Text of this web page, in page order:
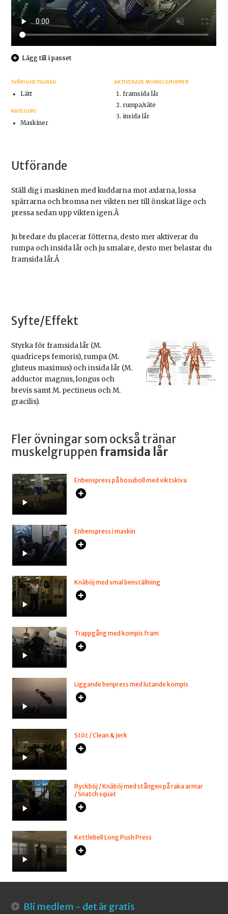
Lägg till i passet
SVÅRIGHETSGRAD
Lätt
KATEGORI
Maskiner
AKTIVERADE MUSKELGRUPPER
framsida lår
rumpa/säte
insida lår
Utförande
Ställ dig i maskinen med kuddarna mot axlarna, lossa
spärrarna och bromsa ner vikten ner till önskat läge och
pressa sedan upp vikten igen.Â
Ju bredare du placerar fötterna, desto mer aktiverar du
rumpa och insida lår och ju smalare, desto mer belastar du
framsida lår.Â
Syfte/Effekt
Styrka för framsida lår (M.
quadriceps femoris), rumpa (M.
gluteus maximus) och insida lår (M.
adductor magnus, longus och
brevis samt M. pectineus och M.
gracilis).
Fler övningar som också tränar
muskelgruppen framsida lår
Enbenspress på bosuboll med viktskiva
Enbenspress i maskin
Knäböj med smal benställning
Trappgång med kompis fram
Liggande benpress med lutande kompis
Stöt / Clean & Jerk
Ryckböj / Knäböj med stången på raka armar
/ Snatch squat
Kettlebell Long Push Press
Bli medlem - det är gratis